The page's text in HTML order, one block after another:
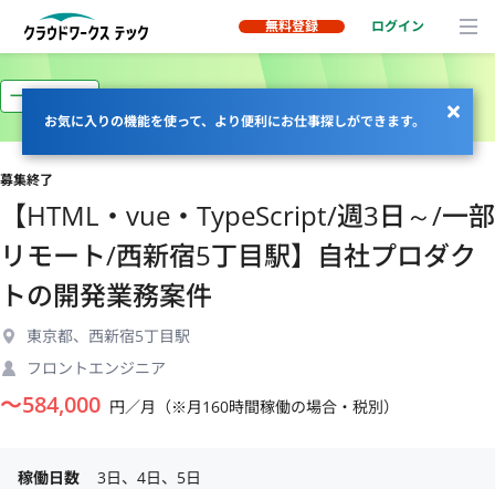
無料登録 ログイン
お気に入りの機能を使って、より便利にお仕事探しができます。
一部リモート
募集終了
【HTML・vue・TypeScript/週3日～/一部
リモート/西新宿5丁目駅】自社プロダク
トの開発業務案件
東京都、西新宿5丁目駅
フロントエンジニア
〜584,000 円／月（※月160時間稼働の場合・税別）
稼働日数
3日、4日、5日